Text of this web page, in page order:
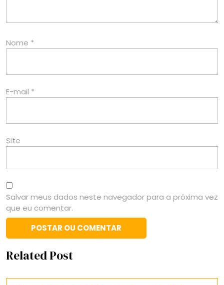
Nome *
E-mail *
Site
Salvar meus dados neste navegador para a próxima vez
que eu comentar.
Related Post